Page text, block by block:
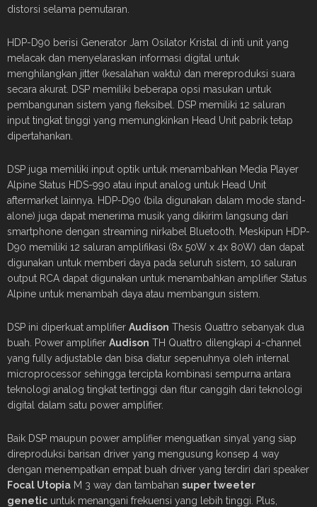
distorsi selama pemutaran.
HDP-D90 berisi Generator Jam Osilator Kristal di inti unit yang
melacak dan menyelaraskan informasi digital untuk
menghilangkan jitter (kesalahan waktu) dan mereproduksi suara
secara akurat. DSP memiliki beberapa opsi masukan untuk
pembangunan sistem yang fleksibel. DSP memiliki 12 saluran
input tingkat tinggi yang memungkinkan Head Unit pabrik tetap
dipertahankan.
DSP juga memiliki input optik untuk menambahkan Media Player
Alpine Status HDS-990 atau input analog untuk Head Unit
aftermarket lainnya. HDP-D90 (bila digunakan dalam mode stand-
alone) juga dapat menerima musik yang dikirim langsung dari
smartphone dengan streaming nirkabel Bluetooth. Meskipun HDP-
D90 memiliki 12 saluran amplifikasi (8x 50W x 4x 80W) dan dapat
digunakan untuk memberi daya pada seluruh sistem, 10 saluran
output RCA dapat digunakan untuk menambahkan amplifier Status
Alpine untuk menambah daya atau membangun sistem.
DSP ini diperkuat amplifier Audison Thesis Quattro sebanyak dua
buah. Power amplifier Audison TH Quattro dilengkapi 4-channel
yang fully adjustable dan bisa diatur sepenuhnya oleh internal
microprocessor sehingga tercipta kombinasi sempurna antara
teknologi analog tingkat tertinggi dan fitur canggih dari teknologi
digital dalam satu power amplifier.
Baik DSP maupun power amplifier menguatkan sinyal yang siap
direproduksi barisan driver yang mengusung konsep 4 way
dengan menempatkan empat buah driver yang terdiri dari speaker
Focal Utopia M 3 way dan tambahan super tweeter
genetic untuk menangani frekuensi yang lebih tinggi. Plus,